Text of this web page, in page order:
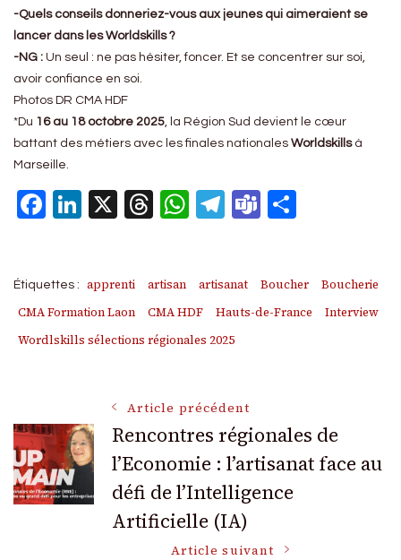
-Quels conseils donneriez-vous aux jeunes qui aimeraient se
lancer dans les Worldskills ?
-NG : Un seul : ne pas hésiter, foncer. Et se concentrer sur soi,
avoir confiance en soi.
Photos DR CMA HDF
*Du 16 au 18 octobre 2025, la Région Sud devient le cœur
battant des métiers avec les finales nationales Worldskillsà
Marseille.
Facebook
LinkedIn
X Threads
WhatsApp
Telegram
Teams
Étiquettes : apprenti artisan artisanat Boucher
Boucherie
CMA Formation Laon
CMA HDF Hauts-de-France
Interview
Wordlskills sélections régionales 2025
Navigation
des
articles
Article précédent
Rencontres régionales de
l’Economie : l’artisanat face au
défi de l’Intelligence
Artificielle (IA)
Article suivant